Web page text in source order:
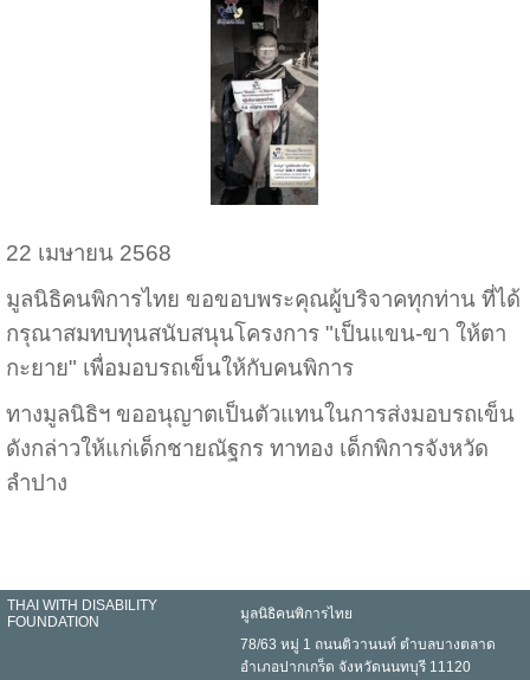
22 เมษายน 2568
มูลนิธิคนพิการไทย ขอขอบพระคุณผู้บริจาคทุกท่าน ที่ได้
กรุณาสมทบทุนสนับสนุนโครงการ "เป็นแขน-ขา ให้ตา
กะยาย" เพื่อมอบรถเข็นให้กับคนพิการ
ทางมูลนิธิฯ ขออนุญาตเป็นตัวแทนในการส่งมอบรถเข็น
ดังกล่าวให้แก่เด็กชายณัฐกร ทาทอง เด็กพิการจังหวัด
ลำปาง
THAI WITH DISABILITY
FOUNDATION
มูลนิธิคนพิการไทย
78/63 หมู่ 1 ถนนติวานนท์ ตำบลบางตลาด
อำเภอปากเกร็ด จังหวัดนนทบุรี 11120